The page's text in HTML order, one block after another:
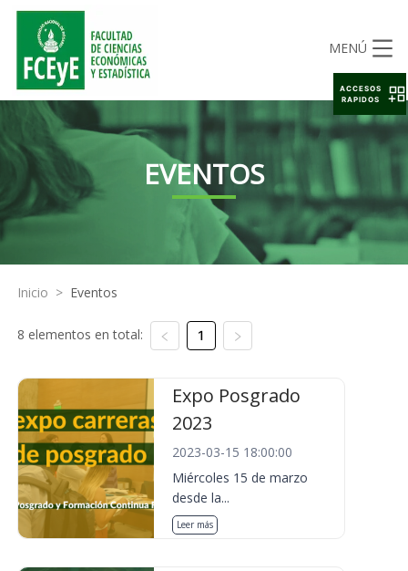
MENÚ
EVENTOS
Inicio > Eventos
8 elementos en total: 1
Expo Posgrado
2023
2023-03-15 18:00:00
Miércoles 15 de marzo
desde la...
Leer más
ACCESOS
RAPIDOS